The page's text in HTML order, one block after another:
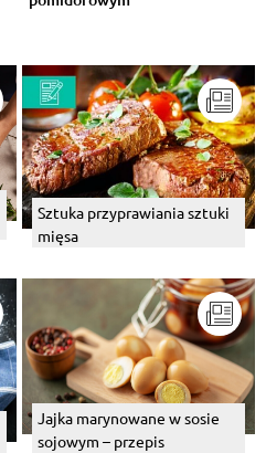
Sztuka przyprawiania sztuki
mięsa
Jajka marynowane w sosie
sojowym – przepis